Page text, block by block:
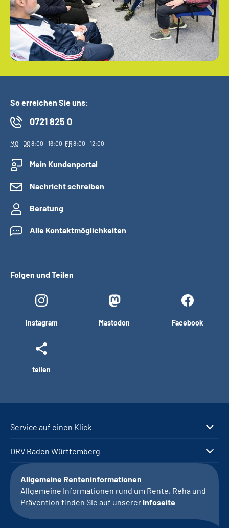
So erreichen Sie uns:
0721 825 0
MO- DO8:00 - 16:00, FR8:00 - 12:00
Mein Kundenportal
Nachricht schreiben
Beratung
Alle Kontaktmöglichkeiten
Folgen und Teilen
Instagram Mastodon Facebook
teilen
Service auf einen Klick
DRV Baden Württemberg
Allgemeine Renteninformationen
Allgemeine Informationen rund um Rente, Reha und
Prävention finden Sie auf unserer Infoseite